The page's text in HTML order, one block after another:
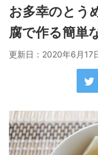
お多幸のとう
腐で作る簡単
更新日： 2020年6月17